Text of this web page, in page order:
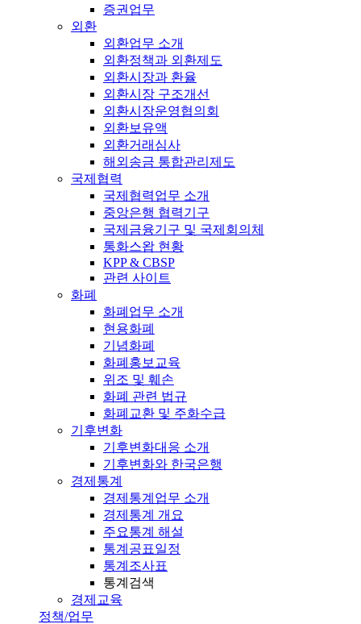
증권업무
외환
외환업무 소개
외환정책과 외환제도
외환시장과 환율
외환시장 구조개선
외환시장운영협의회
외환보유액
외환거래심사
해외송금 통합관리제도
국제협력
국제협력업무 소개
중앙은행 협력기구
국제금융기구 및 국제회의체
통화스왑 현황
KPP & CBSP
관련 사이트
화폐
화폐업무 소개
현용화폐
기념화폐
화폐홍보교육
위조 및 훼손
화폐 관련 법규
화폐교환 및 주화수급
기후변화
기후변화대응 소개
기후변화와 한국은행
경제통계
경제통계업무 소개
경제통계 개요
주요통계 해설
통계공표일정
통계조사표
통계검색
경제교육
정책/업무